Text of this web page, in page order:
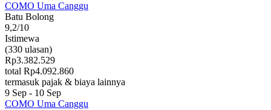
COMO Uma Canggu
Batu Bolong
9,2/10
Istimewa
(330 ulasan)
Rp3.382.529
total Rp4.092.860
termasuk pajak & biaya lainnya
9 Sep - 10 Sep
COMO Uma Canggu